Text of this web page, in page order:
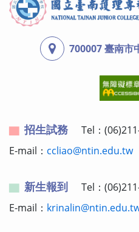
700007 臺南市
招生試務
Tel：
E-mail： ccliao@ntin.edu.tw
新生報到
Tel：
E-mail：